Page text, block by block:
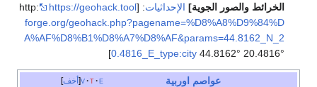
الخرائط والصور الجوية] الإحداثيات: [http:
https://geohack.tool
forge.org/geohack.php?pagename=%D8%A8%D9%84%D
A%AF%D8%B1%D8%A7%D8%AF&params=44.8162_N_2
0.4816_E_type:city44.8162° 20.4816°]
أخف v t e عواصم اوربية